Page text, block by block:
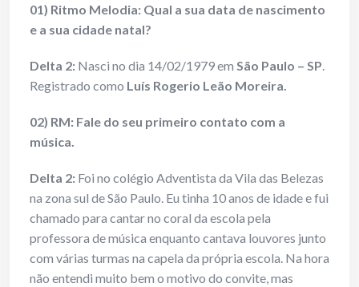
01) Ritmo Melodia: Qual a sua data de nascimento
e a sua cidade natal?
Delta 2: Nasci no dia 14/02/1979 em São Paulo – SP.
Registrado como Luís Rogerio Leão Moreira.
02) RM: Fale do seu primeiro contato com a
música.
Delta 2: Foi no colégio Adventista da Vila das Belezas
na zona sul de São Paulo. Eu tinha 10 anos de idade e fui
chamado para cantar no coral da escola pela
professora de música enquanto cantava louvores junto
com várias turmas na capela da própria escola. Na hora
não entendi muito bem o motivo do convite, mas